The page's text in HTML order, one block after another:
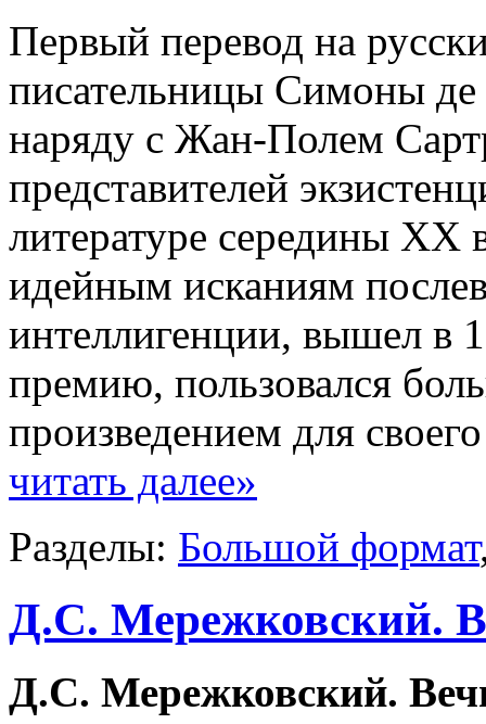
Первый перевод на
писательницы Симоны
наряду с Жан-Полем
представителей
литературе середины
идейным исканиям
интеллигенции, вышел в
премию, пользовался
произведением для
читать далее»
Разделы: Большой формат
Д.С. Мережковский.
Д.С. Мережковский.